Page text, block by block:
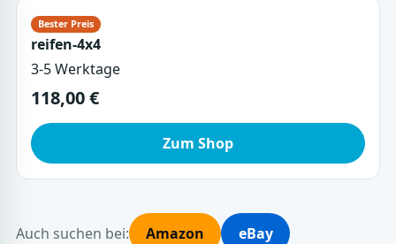
reifen-4x4
3-5 Werktage
118,00 €
Zum Shop
Auch suchen bei: Amazon eBay